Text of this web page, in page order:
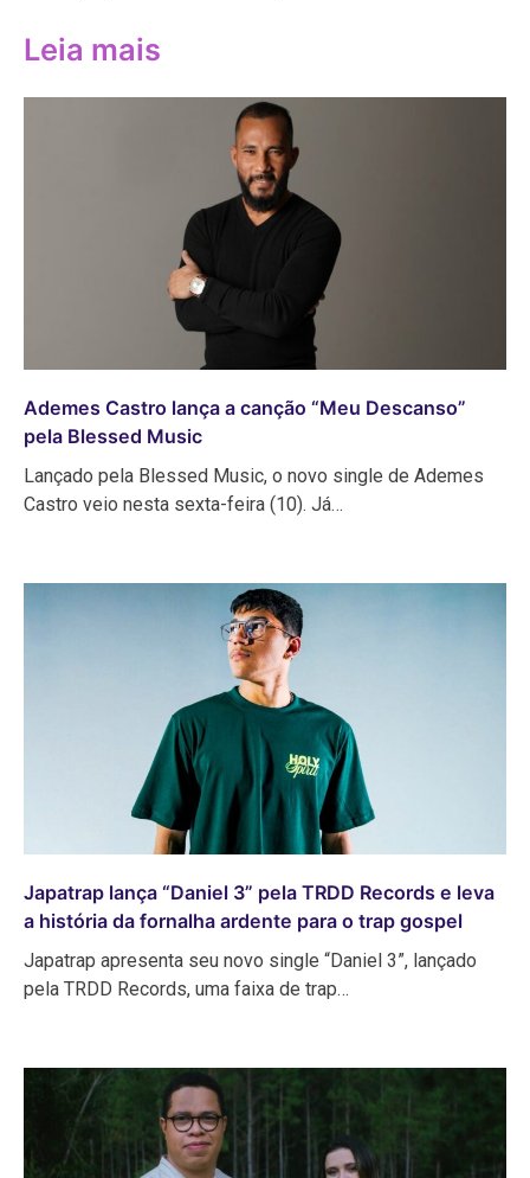
Leia mais
Ademes Castro lança a canção “Meu Descanso”
pela Blessed Music
Lançado pela Blessed Music, o novo single de Ademes
Castro veio nesta sexta-feira (10). Já…
Japatrap lança “Daniel 3” pela TRDD Records e leva
a história da fornalha ardente para o trap gospel
Japatrap apresenta seu novo single “Daniel 3”, lançado
pela TRDD Records, uma faixa de trap…